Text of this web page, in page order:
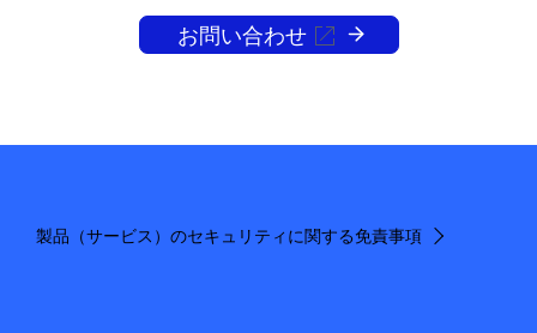
お問い合わせ
製品（サービス）のセキュリティに関する免責事項